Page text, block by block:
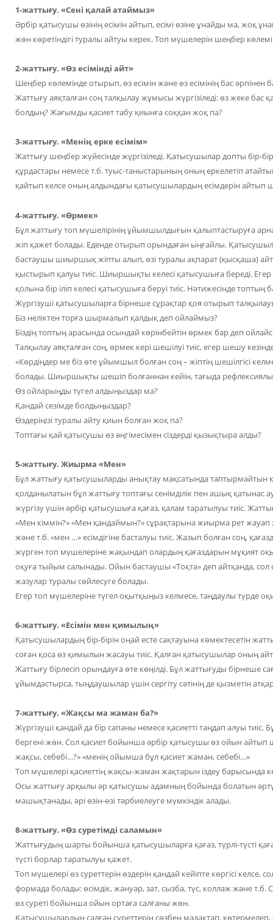
1-жаттығу. «Сені қалай атаймыз»
Әрбір қатысушы өзінің есімін айтып, есімі өзіне ұнайды ма, жоқ
жөн көретіндігі туралы айтуы керек. Топ мүшелерін шеңбер
2-жаттығу. «Өз есімінді айт»
Шеңбер көлемінде отырып, өз есімін және өз есімінің бас
Жаттығу аяқталған соң талқылау жұмысы жүргізіледі: өз жеке бас
болдың? Жағымды қасиет табу қиынға соққан жоқ па?
3-жаттығу. «Менің ерке есімім»
Жаттығу шеңбер жүйесінде жүргізіледі. Қатысушылар допты бір-
құрдастары немесе т.б. туыс-таныстарының оның еркелетіп
қайтып келсе оның алдындағы қатысушылардың есімдерін айтып
4-жаттығу. «Өрмек»
Бұл жаттығу топ мүшелірінің ұйымшылдығын қалыптастыруға
жіп қажет болады. Еденде отырып орындаған ыңғайлы.
бастаушы шиыршық жіпты алып, өзі туралы ақпарат (қысқаша)
қыстырып қалуы тиіс. Шиыршықты келесі қатысушыға береді. Егер
қолына бір іліп келесі қатысушыға беруі тиіс. Нәтижесінде
Жүргізуші қатысушыларға бірнеше сұрақтар қоя отырып
Біз неліктен торға шырмалып қалдық деп ойлаймыз?
Біздің топтың арасында осындай көрінбейтін өрмек бар деп
Талқылау аяқталған соң, өрмек кері шешілуі тиіс, егер шешу
«Көрдіңдер ме біз өте ұйымшыл болған соң – жіптің шешілгісі
болады. Шиыршықты шешіп болғаннан кейін, тағыда
Өз ойларыңды түгел алдыңыздар ма?
Қандай сезімде болдыңыздар?
Өздеріңізі туралы айту қиын болған жоқ па?
Топтағы қай қатысушы өз әңгімесімен сіздерді қызықтыра алды?
5-жаттығу. Жиырма «Мен»
Бұл жаттығу қатысушыларды анықтау мақсатында таптырмайтын
қолданылатын бұл жаттығу топтағы сенімділік пен ашық қатынас
жүргізу үшін әрбір қатысушыға қағаз, қалам таратылуы тиіс.
«Мен кіммін?» «Мен қандаймын?» сұрақтарына жиырма рет жауап
және т.б. «мен …» есімдігіне басталуы тиіс. Жазып болған соң,
жүрген топ мүшелеріне жақындап олардың қағаздарын мұқият
оқуға тыйым салынады. Ойын бастаушы «Тоқта» деп айтқанда, сол
жазулар туралы сөйлесуге болады.
Егер топ мүшелеріне түгел оқытқыңыз келмесе, таңдаулы түрде
6-жаттығу. «Есімін мен қимылың»
Қатысушылардың бір-бірін оңай есте сақтауына көмектесетін
соған қоса өз қимылын жасауы тиіс. Қалған қатысушылар оның
Жаттығу бірлесіп орындауға өте көңілді. Бұл жаттығуды бірнеше
ұйымдастырса, тыңдаушылар үшін сергіту сәтінің де қызметін
7-жаттығу. «Жақсы ма жаман ба?»
Жүргізуші қандай да бір сапаны немесе қасиетті таңдап алуы тиіс.
бергені жөн. Сол қасиет бойынша әрбір қатысушы өз ойын айтып
жақсы, себебі…?» «менің ойымша бұл қасиет жаман, себебі…»
Топ мүшелері қасиеттің жақсы-жаман жақтарын іздеу барысында
Осы жаттығу арқылы әр қатысушы адамның бойында болатын
машықтанады, әрі өзін-өзі тәрбиелеуге мүмкіндік алады.
8-жаттығу. «Өз суретімді саламын»
Жаттығудың шарты бойынша қатысушыларға қағаз, түрлі-түсті
түсті борлар таратылуы қажет.
Топ мүшелері өз суреттерін өздерін қандай кейіпте көргісі келсе,
формада болады: өсімдік, жануар, зат, сызба, түс, коллаж және т.б.
өз суреті бойынша ойын ортаға салғаны жөн.
Қатысушылардың салған суреттерін сөзбен мадақтап, көтермелеп,